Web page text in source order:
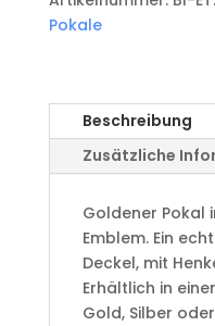
Pokale
Beschreibung
Zusätzliche
Goldener Pokal
Emblem. Ein
Deckel, mit
Erhältlich in
Gold, Silber